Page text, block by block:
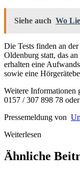
Siehe auch Wo
Die Tests finden an der
Oldenburg statt, das
erhalten eine
sowie eine
Weitere Informationen
0157 / 307 898 78
Pressemeldung von
Weiterlesen
Ähnliche